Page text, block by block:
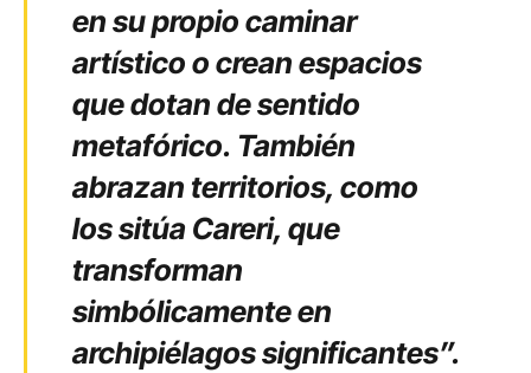
en su propio caminar
artístico o crean espacios
que dotan de sentido
metafórico. También
abrazan territorios, como
los sitúa Careri, que
transforman
simbólicamente en
archipiélagos significantes”.